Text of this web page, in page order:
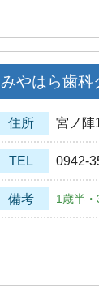
みやはら歯科
住所 宮ノ陣
TEL 0942-
備考 1歳半